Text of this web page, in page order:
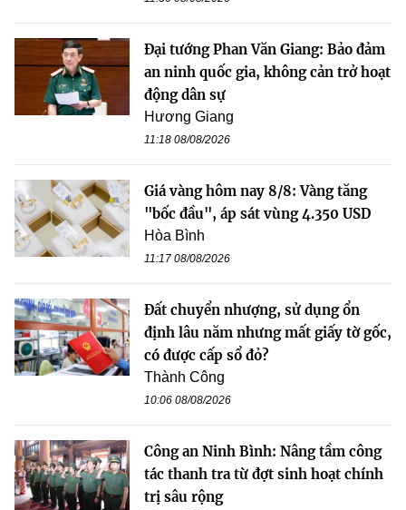
Đại tướng Phan Văn Giang: Bảo đảm
an ninh quốc gia, không cản trở hoạt
động dân sự
Hương Giang
11:18 08/08/2026
Giá vàng hôm nay 8/8: Vàng tăng
"bốc đầu", áp sát vùng 4.350 USD
Hòa Bình
11:17 08/08/2026
Đất chuyển nhượng, sử dụng ổn
định lâu năm nhưng mất giấy tờ gốc,
có được cấp sổ đỏ?
Thành Công
10:06 08/08/2026
Công an Ninh Bình: Nâng tầm công
tác thanh tra từ đợt sinh hoạt chính
trị sâu rộng